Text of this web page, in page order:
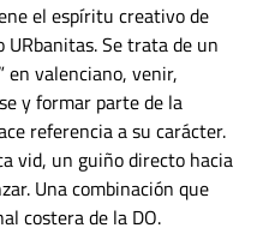
el espíritu creativo de
Se trata de un
en valenciano, venir,
y formar parte de la
referencia a su carácter.
vid, un guiño directo hacia
Una combinación que
costera de la DO.